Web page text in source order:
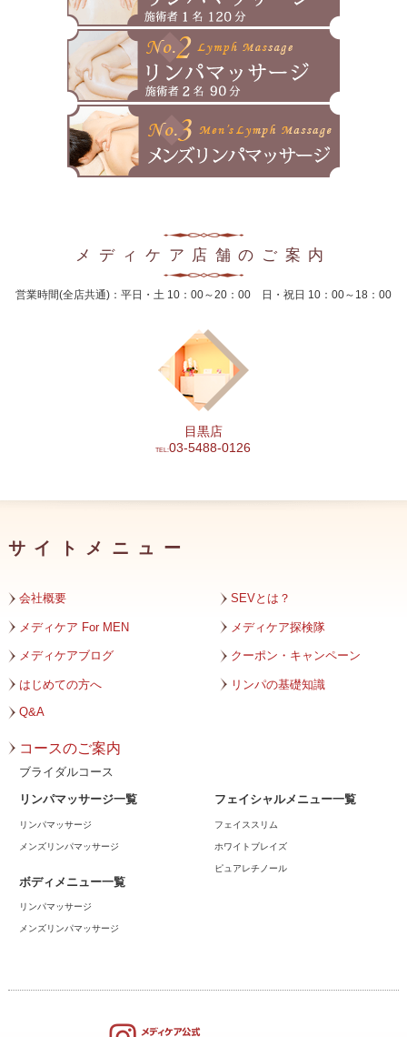
2025年2月
2025年1月
2024年12月
2024年11月
2024年10月
2024年7月
2024年6月
2023年11月
2023年10月
2023年9月
2023年8月
2023年5月
2023年4月
2023年3月
2023年2月
2022年11月
メディケア店舗のご案内
営業時間(全店共通)：平日・土 10：00～20：00 日・祝日 10：00～18：00
目黒店
TEL:03-5488-0126
サイトメニュー
会社概要 SEVとは？
メディケア For MEN メディケア探検隊
メディケアブログ クーポン・キャンペーン
はじめての方へ リンパの基礎知識
Q&A
コースのご案内
ブライダルコース
リンパマッサージ一覧
リンパマッサージ
メンズリンパマッサージ
フェイシャルメニュー一覧
フェイススリム
ホワイトブレイズ
ピュアレチノール
ボディメニュー一覧
リンパマッサージ
メンズリンパマッサージ